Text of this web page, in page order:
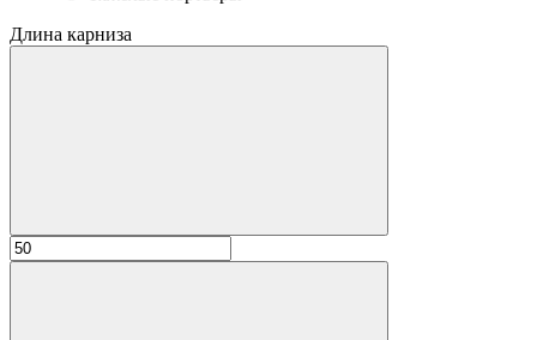
Длина карниза